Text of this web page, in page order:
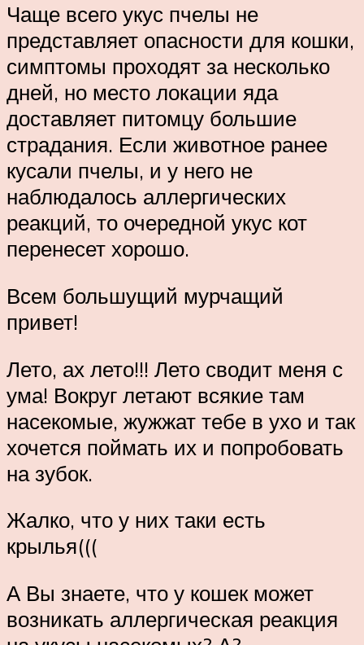
Чаще всего укус пчелы не
представляет опасности для кошки,
симптомы проходят за несколько
дней, но место локации яда
доставляет питомцу большие
страдания. Если животное ранее
кусали пчелы, и у него не
наблюдалось аллергических
реакций, то очередной укус кот
перенесет хорошо.
Всем большущий мурчащий
привет!
Лето, ах лето!!! Лето сводит меня с
ума! Вокруг летают всякие там
насекомые, жужжат тебе в ухо и так
хочется поймать их и попробовать
на зубок.
Жалко, что у них таки есть
крылья(((
А Вы знаете, что у кошек может
возникать аллергическая реакция